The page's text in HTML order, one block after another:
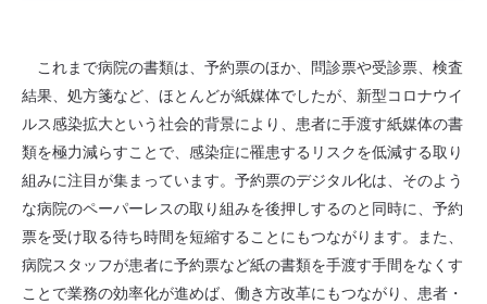
これまで病院の書類は、予約票のほか、問診票や受診票、検査
結果、処方箋など、ほとんどが紙媒体でしたが、新型コロナウイ
ルス感染拡大という社会的背景により、患者に手渡す紙媒体の書
類を極力減らすことで、感染症に罹患するリスクを低減する取り
組みに注目が集まっています。予約票のデジタル化は、そのよう
な病院のペーパーレスの取り組みを後押しするのと同時に、予約
票を受け取る待ち時間を短縮することにもつながります。また、
病院スタッフが患者に予約票など紙の書類を手渡す手間をなくす
ことで業務の効率化が進めば、働き方改革にもつながり、患者・